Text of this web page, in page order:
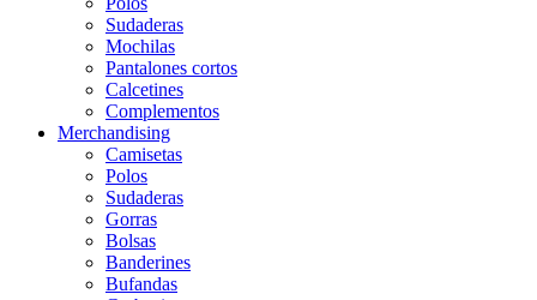
Sudaderas
Mochilas
Pantalones cortos
Calcetines
Complementos
Merchandising
Camisetas
Polos
Sudaderas
Gorras
Bolsas
Banderines
Bufandas